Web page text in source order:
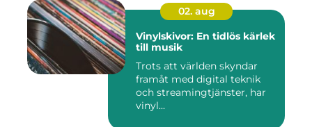
02. aug
Vinylskivor: En tidlös kärlek
till musik
Trots att världen skyndar
framåt med digital teknik
och streamingtjänster, har
vinyl...